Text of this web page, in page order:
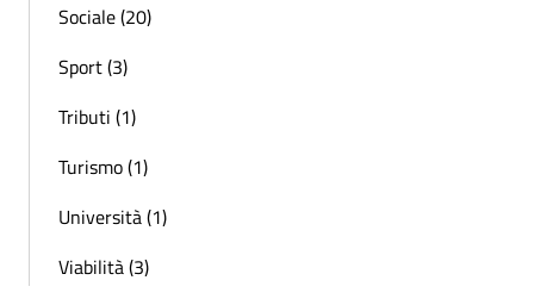
Sociale (20)
Sport (3)
Tributi (1)
Turismo (1)
Università (1)
Viabilità (3)